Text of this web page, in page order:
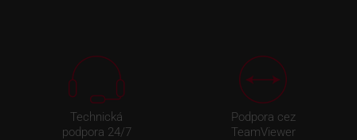
Technická
podpora 24/7
Podpora cez
TeamViewer